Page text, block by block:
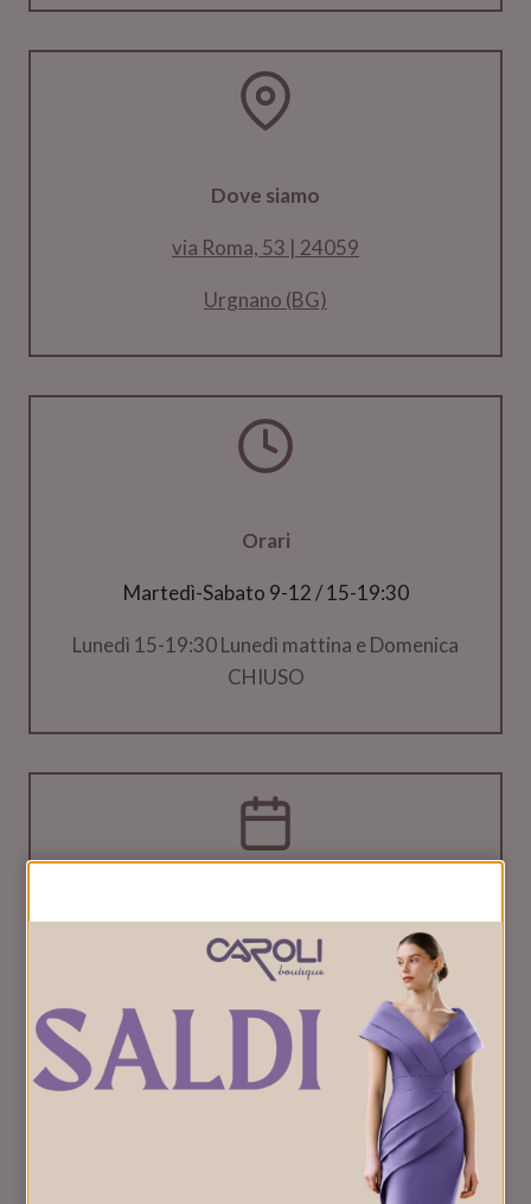
Dove siamo
via Roma, 53 | 24059
Urgnano (BG)
Orari
Martedì-Sabato 9-12 / 15-19:30
Lunedì 15-19:30 Lunedì mattina e Domenica
CHIUSO
Appuntamenti
Prenota un appuntamento
PRENOTA ORA
Instagram